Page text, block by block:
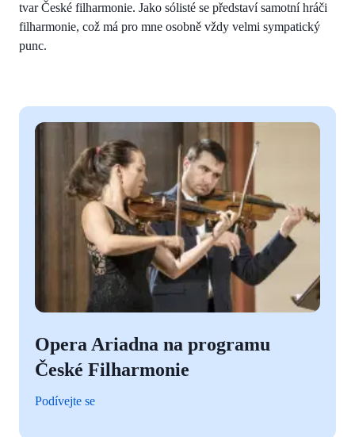
tvar České filharmonie. Jako sólisté se představí samotní hráči
filharmonie, což má pro mne osobně vždy velmi sympatický
punc.
Opera Ariadna na programu
České Filharmonie
Podívejte se